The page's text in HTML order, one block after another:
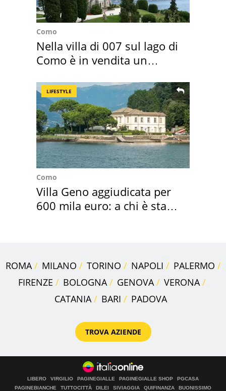
Como
Nella villa di 007 sul lago di
Como è in vendita un
LIFESTYLE
Como
Villa Geno aggiudicata per
600 mila euro: a chi è stata
ROMA MILANO TORINO NAPOLI
PALERMO
FIRENZE
BOLOGNA GENOVA
VERONA
CATANIA
BARI PADOVA
TROVA AZIENDE
LIBERO VIRGILIO PAGINEGIALLE PAGINEGIALLE SHOP
PGCASA
PAGINEBIANCHE
TUTTOCITTÀ DILEI SIVIAGGIA QUIFINANZA
BUONISSIMO